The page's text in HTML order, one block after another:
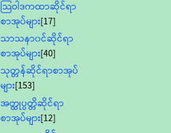
သြဝါဒကထာဆိုင်ရာ
စာအုပ်များ[17]
သာသနာ၀င်ဆိုင်ရာ
စာအုပ်များ[40]
သုတ္တန်ဆိုင်ရာစာအုပ်
များ[153]
အတ္ထုပ္ပတ္တိဆိုင်ရာ
စာအုပ်များ[12]